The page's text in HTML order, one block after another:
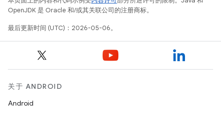
OpenJDK 是 Oracle 和/或其关联公司的注册商标。
最后更新时间 (UTC)：2026-05-06。
关于 ANDROID
Android